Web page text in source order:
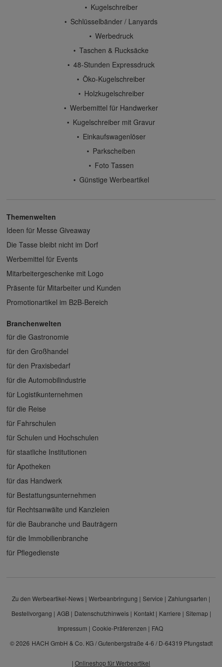
Kugelschreiber
Schlüsselbänder / Lanyards
Werbedruck
Taschen & Rucksäcke
48-Stunden Expressdruck
Öko-Kugelschreiber
Holzkugelschreiber
Werbemittel für Handwerker
Kugelschreiber mit Gravur
Einkaufswagenlöser
Parkscheiben
Foto Tassen
Günstige Werbeartikel
Themenwelten
Ideen für Messe Giveaway
Die Tasse bleibt nicht im Dorf
Werbemittel für Events
Mitarbeitergeschenke mit Logo
Präsente für Mitarbeiter und Kunden
Promotionartikel im B2B-Bereich
Branchenwelten
für die Gastronomie
für den Großhandel
für den Praxisbedarf
für die Automobilindustrie
für Logistikunternehmen
für die Reise
für Fahrschulen
für Schulen und Hochschulen
für staatliche Institutionen
für Apotheken
für das Handwerk
für Bestattungsunternehmen
für Rechtsanwälte und Kanzleien
für die Baubranche und Bauträgern
für die Immobilienbranche
für Pflegedienste
Zu den Werbeartikel-News Werbeanbringung Service
Zahlungsarten
Bestellvorgang
AGB Datenschutzhinweis Kontakt Karriere
Sitemap
Impressum
Cookie-Präferenzen
FAQ
© 2026 HACH GmbH & Co. KG / Gutenbergstraße 4-6 / D-64319 Pfungstadt
| Onlineshop für Werbeartikel